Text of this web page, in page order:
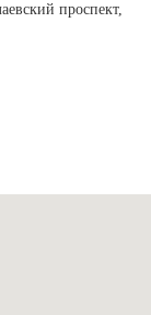
проспект,